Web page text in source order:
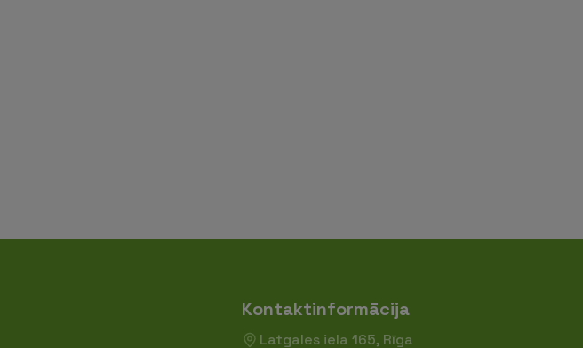
Kontaktinformācija
Latgales iela 165, Rīga